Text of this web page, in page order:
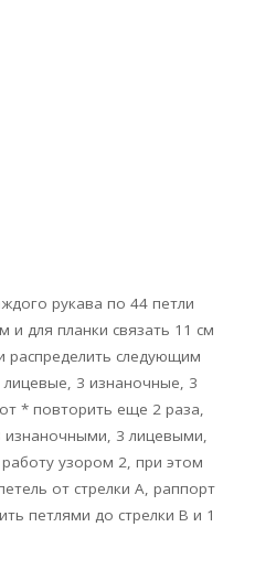
рукава по 44 петли
для планки связать 11 см
распределить следующим
3 изнаночные, 3
* повторить еще 2 раза,
изнаночными, 3 лицевыми,
узором 2, при этом
от стрелки А, раппорт
петлями до стрелки В и 1